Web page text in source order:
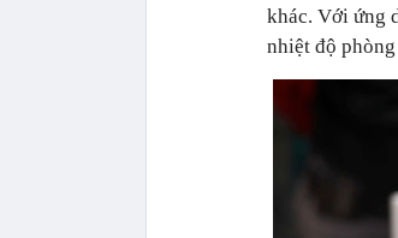
khác. Với ứng
nhiệt độ